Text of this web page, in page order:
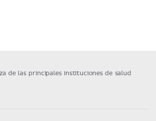
de las principales instituciones de salud